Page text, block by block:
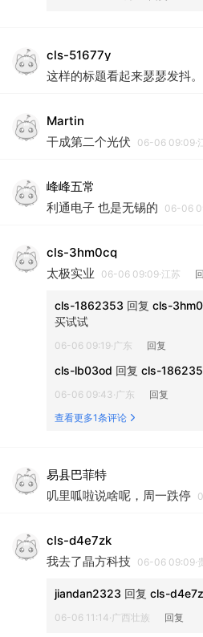
cls-51677y
这样的标题看起来瑟瑟发抖。
Martin
干成第二个光伏
06-06 09:09·
峰峰五常
利通电子 也是无锡的
06-06
cls-3hm0cq
太极实业
06-06 09:09·江苏
cls-1862353 回复 cls-
买试试
06-06 09:19·广东 回复
cls-lb03od 回复 cls-
06-06 09:43·广东
回复
查看更多1条评论
易县巴菲特
叽里呱啦说啥呢，周一跌停
cls-d4e7zk
我去了晶方科技
06-06 09:09·
jiandan2323 回复 cls-
06-06 11:14·广西壮族 回复